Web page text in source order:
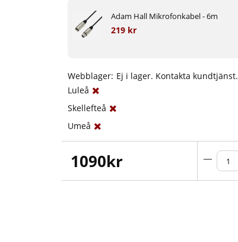
Adam Hall Mikrofonkabel - 6m
219 kr
Webblager: Ej i lager. Kontakta kundtjänst.
Luleå
Skellefteå
Umeå
1090kr